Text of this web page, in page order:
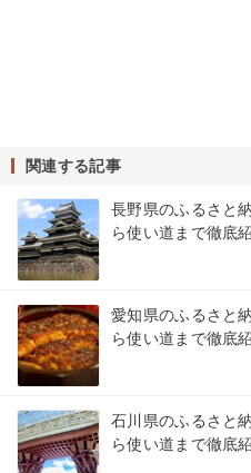
関連する記事
長野県のふるさと
ら使い道まで徹底
愛知県のふるさと
ら使い道まで徹底
石川県のふるさと
ら使い道まで徹底